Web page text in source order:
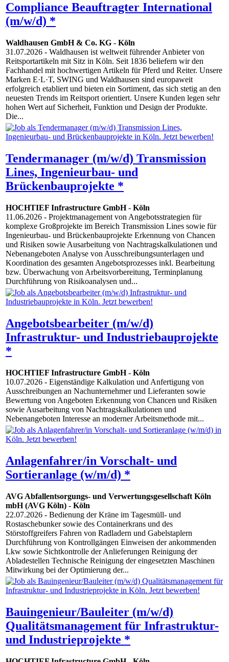
Compliance Beauftragter International
(m/w/d) *
Waldhausen GmbH & Co. KG - Köln
31.07.2026 - Waldhausen ist weltweit führender Anbieter von
Reitsportartikeln mit Sitz in Köln. Seit 1836 beliefern wir den
Fachhandel mit hochwertigen Artikeln für Pferd und Reiter. Unsere
Marken E·L·T, SWING und Waldhausen sind europaweit
erfolgreich etabliert und bieten ein Sortiment, das sich stetig an den
neuesten Trends im Reitsport orientiert. Unsere Kunden legen sehr
hohen Wert auf Sicherheit, Funktion und Design der Produkte.
Die...
Tendermanager (m/w/d) Transmission
Lines, Ingenieurbau- und
Brückenbauprojekte *
HOCHTIEF Infrastructure GmbH- Köln
11.06.2026 - Projektmanagement von Angebotsstrategien für
komplexe Großprojekte im Bereich Transmission Lines sowie für
Ingenieurbau- und Brückenbauprojekte Erkennung von Chancen
und Risiken sowie Ausarbeitung von Nachtragskalkulationen und
Nebenangeboten Analyse von Ausschreibungsunterlagen und
Koordination des gesamten Angebotsprozesses inkl. Bearbeitung
bzw. Überwachung von Arbeitsvorbereitung, Terminplanung
Durchführung von Risikoanalysen und...
Angebotsbearbeiter (m/w/d)
Infrastruktur- und Industriebauprojekte
*
HOCHTIEF Infrastructure GmbH- Köln
10.07.2026 - Eigenständige Kalkulation und Anfertigung von
Ausschreibungen an Nachunternehmer und Lieferanten sowie
Bewertung von Angeboten Erkennung von Chancen und Risiken
sowie Ausarbeitung von Nachtragskalkulationen und
Nebenangeboten Interesse an moderner Arbeitsmethode mit...
Anlagenfahrer/in Vorschalt- und
Sortieranlage (w/m/d) *
AVG Abfallentsorgungs- und Verwertungsgesellschaft Köln
mbH (AVG Köln) - Köln
22.07.2026 - Bedienung der Kräne im Tagesmüll- und
Rostaschebunker sowie des Containerkrans und des
Störstoffgreifers Fahren von Radladern und Gabelstaplern
Durchführung von Kontrollgängen Einweisen der ankommenden
Lkw sowie Sichtkontrolle der Anlieferungen Reinigung der
Abladestellen Technische Reinigung der eingesetzten Maschinen
Mitwirkung bei der Optimierung der...
Bauingenieur/Bauleiter (m/w/d)
Qualitätsmanagement für Infrastruktur-
und Industrieprojekte *